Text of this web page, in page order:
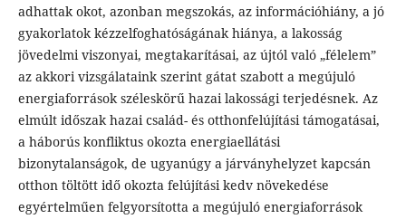
adhattak okot, azonban megszokás, az információhiány, a jó
gyakorlatok kézzelfoghatóságának hiánya, a lakosság
jövedelmi viszonyai, megtakarításai, az újtól való „félelem”
az akkori vizsgálataink szerint gátat szabott a megújuló
energiaforrások széleskörű hazai lakossági terjedésnek. Az
elmúlt időszak hazai család- és otthonfelújítási támogatásai,
a háborús konfliktus okozta energiaellátási
bizonytalanságok, de ugyanúgy a járványhelyzet kapcsán
otthon töltött idő okozta felújítási kedv növekedése
egyértelműen felgyorsította a megújuló energiaforrások